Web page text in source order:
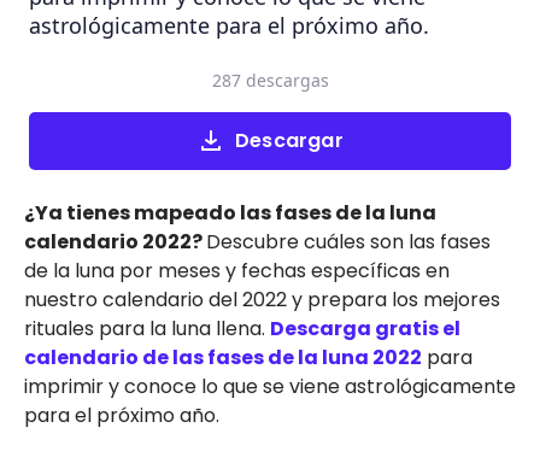
astrológicamente para el próximo año.
Descargar
287 descargas
¿Ya tienes mapeado las fases de la luna
calendario 2022?Descubre cuáles son las fases
de la luna por meses y fechas específicas en
nuestro calendario del 2022 y prepara los mejores
rituales para la luna llena. Descarga gratis el
calendario de las fases de la luna 2022 para
imprimir y conoce lo que se viene astrológicamente
para el próximo año.